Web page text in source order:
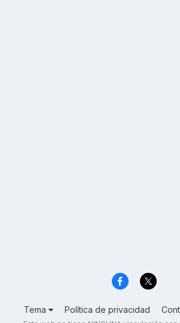
Tema Política de privacidad